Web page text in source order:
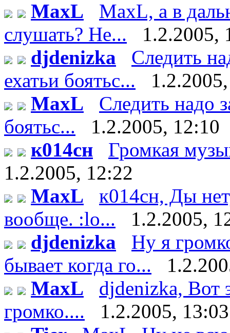
MaxL
MaxL, а в
слушать? Не...
1.2.2005,
djdenizka
Следить
ехатьи боятьс...
MaxL
Следить надо
боятьс...
1.2.2005, 12:10
к014сн
Громкая
1.2.2005, 12:22
MaxL
к014сн, Ды
вообще. :lo...
1.2.2005,
djdenizka
Ну я
бывает когда го...
MaxL
djdenizka, Вот
громко....
1.2.2005, 13:03